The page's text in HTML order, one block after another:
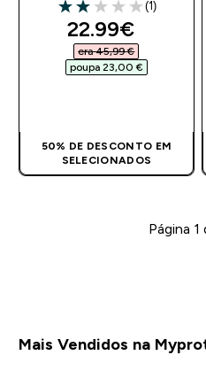
2 out of 5 stars
(1)
discounted
22.99€‎
era 45,99 €‎
poupa 23,00 €‎
50% DE DESCONTO EM
SELECIONADOS
Página 1
Mais Vendidos na